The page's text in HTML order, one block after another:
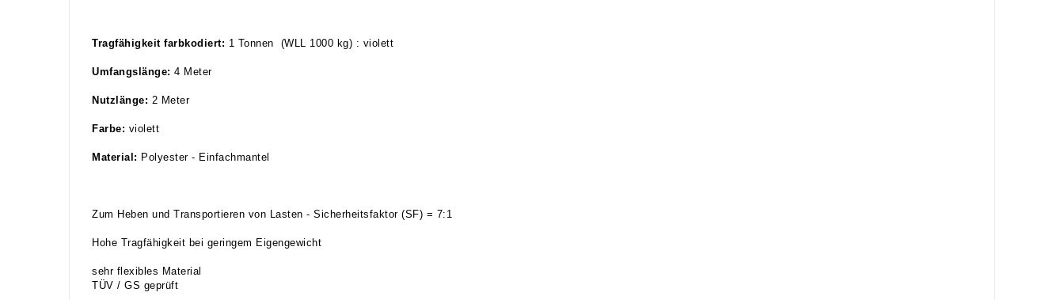
Tragfähigkeit farbkodiert: 1 Tonnen (WLL 1000 kg) : violett
Umfangslänge: 4 Meter
Nutzlänge: 2 Meter
Farbe: violett
Material: Polyester - Einfachmantel
Zum Heben und Transportieren von Lasten - Sicherheitsfaktor (SF) = 7:1
Hohe Tragfähigkeit bei geringem Eigengewicht
sehr flexibles Material
TÜV / GS geprüft